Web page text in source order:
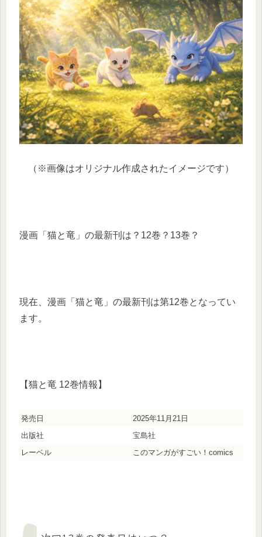
（※画像はオリジナル作成されたイメージです）
漫画「猫と竜」の最新刊は？12巻？13巻？
現在、漫画「猫と竜」の最新刊は第12巻となってい
ます。
【猫と竜 12巻情報】
発売日
2025年11月21日
出版社
宝島社
レーベル
このマンガがすごい！comics